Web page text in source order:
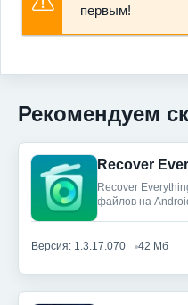
первым!
Рекомендуем
Recover
файлов на
Версия: 1.3.17.070 42 Мб